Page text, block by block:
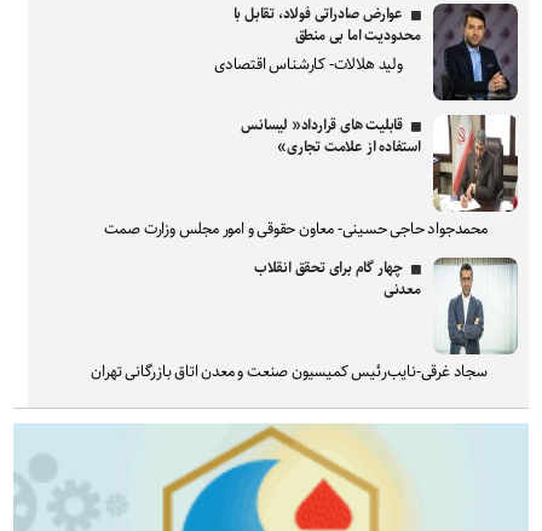
عوارض صادراتی فولاد، تقابل با
محدودیت اما بی منطق
ولید هلالات- کارشناس اقتصادی
قابلیت های قرارداد« لیسانس
استفاده از علامت تجاری»
محمدجواد حاجی حسینی- معاون حقوقی و امور مجلس وزارت صمت
چهار گام برای تحقق انقلاب
معدنی
سجاد غرقی-نایب‌رئیس کمیسیون صنعت و معدن اتاق بازرگانی تهران